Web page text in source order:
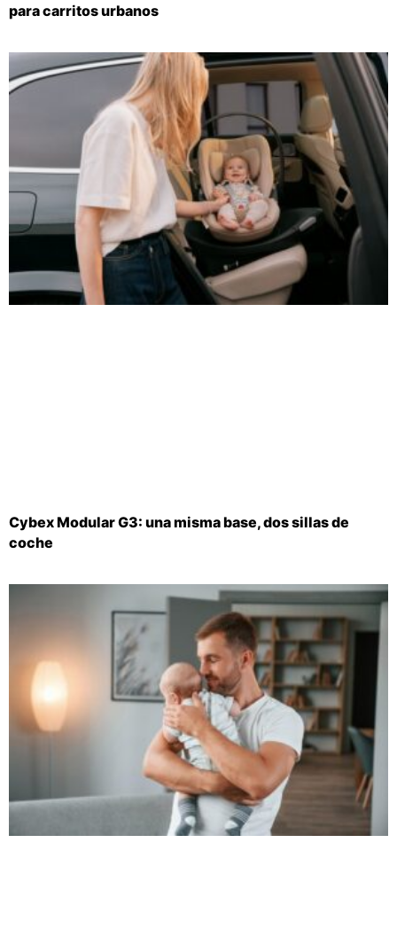
para carritos urbanos
Cybex Modular G3: una misma base, dos sillas de
coche